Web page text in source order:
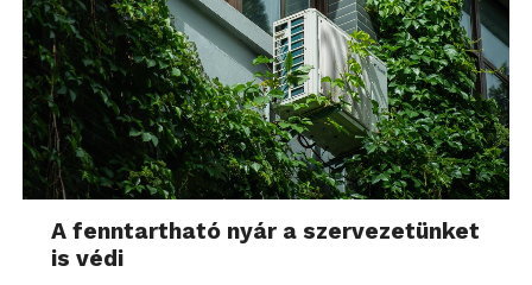
A fenntartható nyár a szervezetünket
is védi